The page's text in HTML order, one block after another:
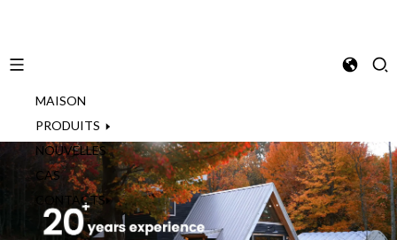
MAISON
PRODUITS
NOUVELLES
CAS
CONTACTS